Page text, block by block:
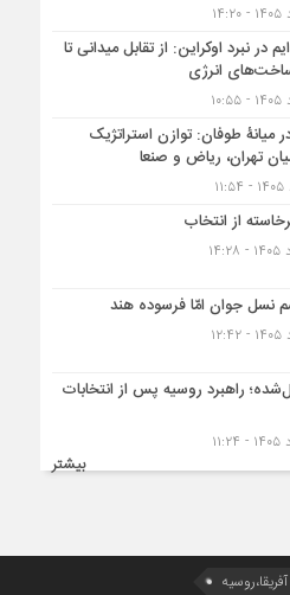
در نبرد اوکراین: از تقابل میدانی تا
انرژی
میانۀ طوفان: توازن استراتژیک
تهران، ریاض و صنعا
از انتخاب
نسل جوان امّا فرسوده هند
راهبرد روسیه پس از انتخابات
بیشتر
آفریقا،روسیه